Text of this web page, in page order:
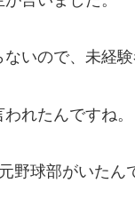
いので、未経
れたんですね。
野球部がいたん